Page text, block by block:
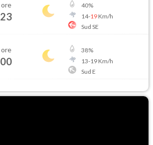
ore
23
40%
14-19Km/h
Sud SE
ore
00
38%
13-19Km/h
Sud E